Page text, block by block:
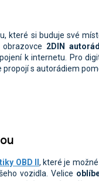
které si buduje své
2DIN
k internetu. Pro
propojí s autorádiem
OBD II , které je
vozidla.Velice